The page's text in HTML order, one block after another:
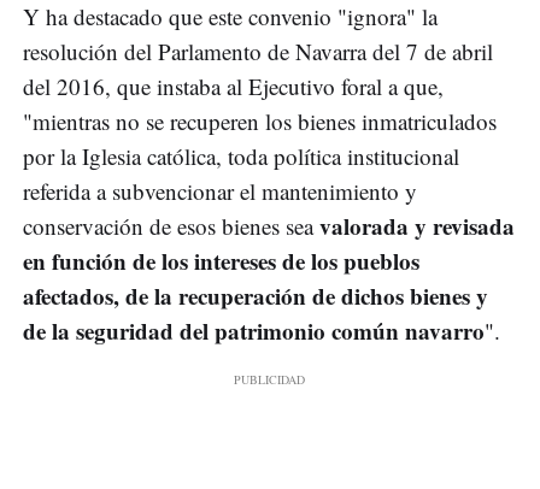
Y ha destacado que este convenio "ignora" la
resolución del Parlamento de Navarra del 7 de abril
del 2016, que instaba al Ejecutivo foral a que,
"mientras no se recuperen los bienes inmatriculados
por la Iglesia católica, toda política institucional
referida a subvencionar el mantenimiento y
conservación de esos bienes seavalorada y revisada
en función de los intereses de los pueblos
afectados, de la recuperación de dichos bienes y
de la seguridad del patrimonio común navarro".